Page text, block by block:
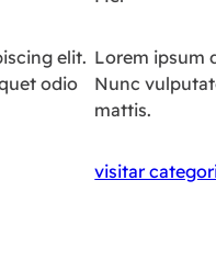
elit.
odio
Lorem ipsum
Nunc
mattis.
visitar